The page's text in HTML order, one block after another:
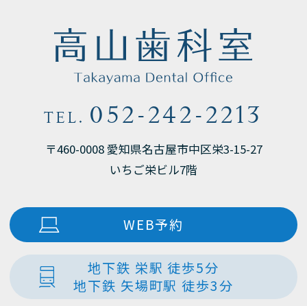
TEL. 052-242-2213
〒460-0008 愛知県名古屋市中区栄3-15-27
いちご栄ビル7階
WEB予約
地下鉄 栄駅 徒歩5分
地下鉄 矢場町駅 徒歩3分